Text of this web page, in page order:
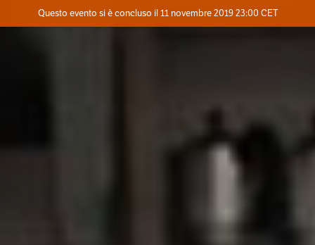
Dove
Questo evento si è concluso il 11 novembre 2019 23:00 CET